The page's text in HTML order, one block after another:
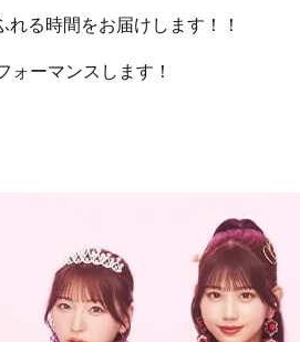
る時間をお届けします！！
ーマンスします！